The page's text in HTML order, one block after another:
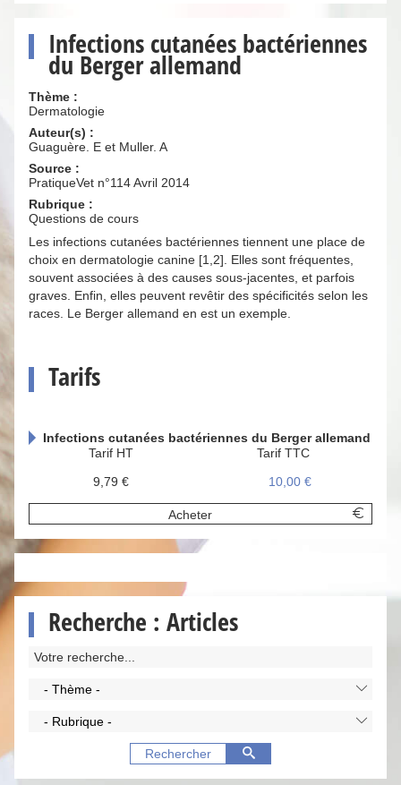
Infections cutanées bactériennes
du Berger allemand
Thème :
Dermatologie
Auteur(s) :
Guaguère. E et Muller. A
Source :
PratiqueVet n°114 Avril 2014
Rubrique :
Questions de cours
Les infections cutanées bactériennes tiennent une place de
choix en dermatologie canine [1,2]. Elles sont fréquentes,
souvent associées à des causes sous-jacentes, et parfois
graves. Enfin, elles peuvent revêtir des spécificités selon les
races. Le Berger allemand en est un exemple.
Tarifs
Infections cutanées bactériennes du Berger allemand
Tarif HT
9,79 €
Tarif TTC
10,00 €
Acheter
Recherche : Articles
- Thème -
- Rubrique -
Rechercher